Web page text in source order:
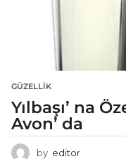
GÜZELLIK
Yılbaşı’ na
Avon’ da
by editor